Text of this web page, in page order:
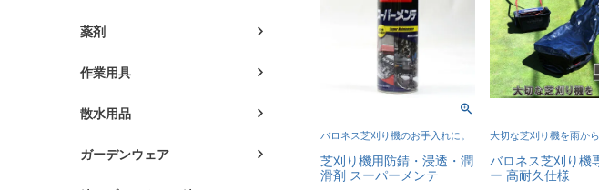
薬剤
作業用具
散水用品
ガーデンウェア
バロネス芝刈り機のお手入れに。
芝刈り機用防錆・浸透・潤
滑剤 スーパーメンテ
大切な芝刈り機を雨から
バロネス芝刈り機
ー 高耐久仕様